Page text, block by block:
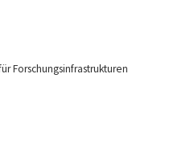
Forschungsinfrastrukturen